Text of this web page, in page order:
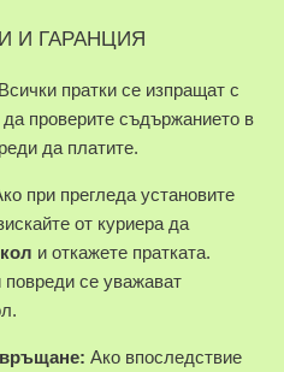
И ГАРАНЦИЯ
пратки се изпращат с
проверите съдържанието в
да платите.
при прегледа установите
от куриера да
и откажете пратката.
повреди се уважават
връщане: Ако впоследствие